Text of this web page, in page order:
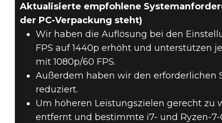
Aktualisierte empfohlene
der PC-Verpackung steht)
Wir haben die Auflösung bei den
FPS auf 1440p erhöht und unterstützen
mit 1080p/60 FPS.
Außerdem haben wir den erforderlichen
reduziert.
Um höheren Leistungszielen gerecht zu
entfernt und bestimmte i7- und Ryzen-